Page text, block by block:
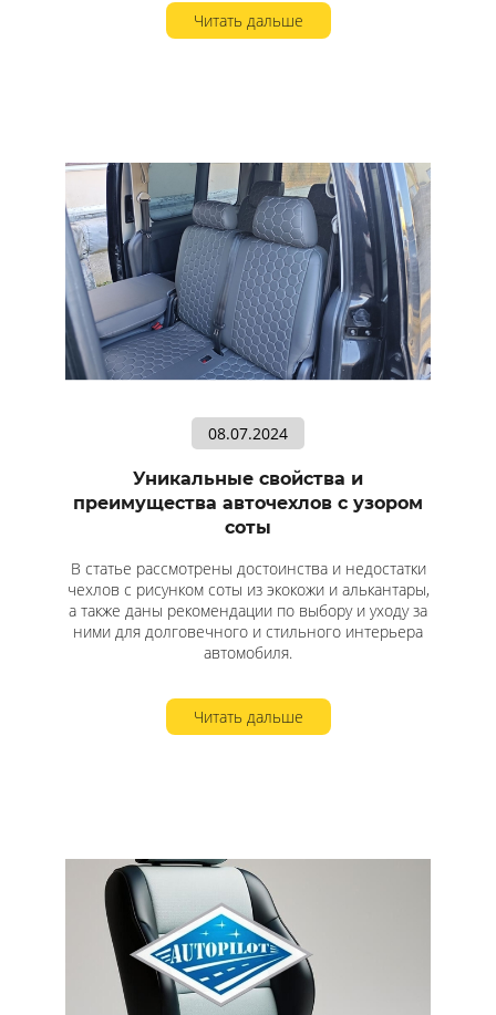
Читать дальше
08.07.2024
Уникальные свойства и
преимущества авточехлов с узором
соты
В статье рассмотрены достоинства и недостатки
чехлов с рисунком соты из экокожи и алькантары,
а также даны рекомендации по выбору и уходу за
ними для долговечного и стильного интерьера
автомобиля.
Читать дальше